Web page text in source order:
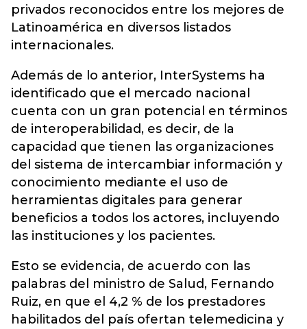
privados reconocidos entre los mejores de
Latinoamérica en diversos listados
internacionales.
Además de lo anterior, InterSystems ha
identificado que el mercado nacional
cuenta con un gran potencial en términos
de interoperabilidad, es decir, de la
capacidad que tienen las organizaciones
del sistema de intercambiar información y
conocimiento mediante el uso de
herramientas digitales para generar
beneficios a todos los actores, incluyendo
las instituciones y los pacientes.
Esto se evidencia, de acuerdo con las
palabras del ministro de Salud, Fernando
Ruiz, en que el 4,2 % de los prestadores
habilitados del país ofertan telemedicina y